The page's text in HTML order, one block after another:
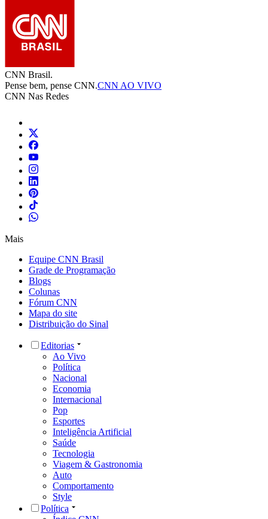
CNN Brasil.
Pense bem, pense CNN.CNN AO VIVO
CNN Nas Redes
Mais
Equipe CNN Brasil
Grade de Programação
Blogs
Colunas
Fórum CNN
Mapa do site
Distribuição do Sinal
Editorias
Ao Vivo
Política
Nacional
Economia
Internacional
Pop
Esportes
Inteligência Artificial
Saúde
Tecnologia
Viagem & Gastronomia
Auto
Comportamento
Style
Política